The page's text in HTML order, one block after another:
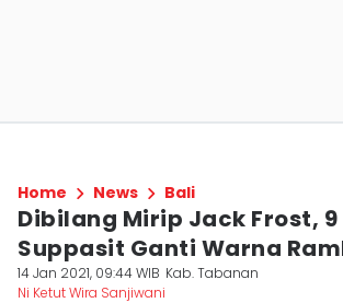
Home News Bali
Dibilang Mirip Jack Frost, 9
Suppasit Ganti Warna
14 Jan 2021, 09:44 WIB Kab. Tabanan
Ni Ketut Wira Sanjiwani